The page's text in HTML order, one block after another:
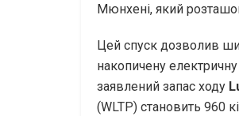
Мюнхені, який
Цей спуск дозволив
накопичену
заявлений запас ходу
(WLTP) становить 960